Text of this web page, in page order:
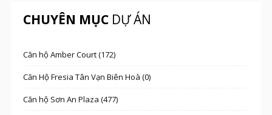
CHUYÊN MỤCDỰ ÁN
Căn hộ Amber Court (172)
Căn Hộ Fresia Tân Vạn Biên Hoà (0)
Căn hộ Sơn An Plaza (477)